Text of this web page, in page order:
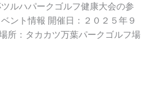
ルハパークゴルフ健康大会の参
ント情報 開催日：２０２５年９
所：タカカツ万葉パークゴルフ場